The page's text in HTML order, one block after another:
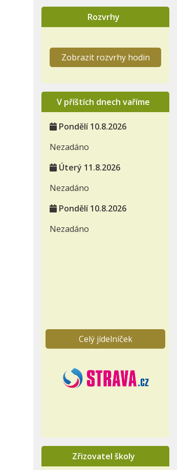
Rozvrhy
Zobrazit rozvrhy hodin
V příštích dnech vaříme
Pondělí 10.8.2026
Nezadáno
Úterý 11.8.2026
Nezadáno
Pondělí 10.8.2026
Nezadáno
Celý jídelníček
Zřizovatel školy